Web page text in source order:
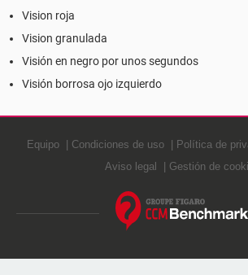
Vision roja
Vision granulada
Visión en negro por unos segundos
Visión borrosa ojo izquierdo
Equipo Condiciones de uso Política de
Aviso legal
Gestión de